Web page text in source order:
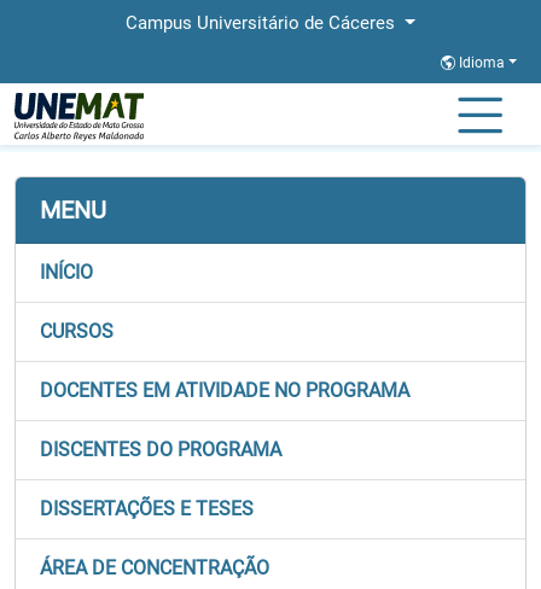
Campus Universitário de Cáceres
Idioma
Página Inicial
MENU
INÍCIO
CURSOS
DOCENTES EM ATIVIDADE NO PROGRAMA
DISCENTES DO PROGRAMA
DISSERTAÇÕES E TESES
ÁREA DE CONCENTRAÇÃO